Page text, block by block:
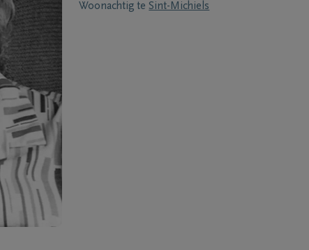
Woonachtig te Sint-Michiels